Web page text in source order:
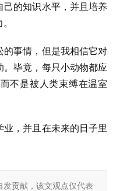
的知识水平，并且培养
事情，但是我相信它对
毕竟，每只小动物都应
不是被人类束缚在温室
，并且在未来的日子里
贡献，该文观点仅代表